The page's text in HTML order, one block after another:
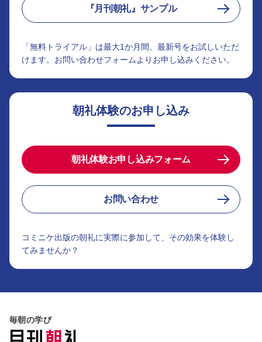
『月刊朝礼』サンプル
「無料トライアル」は最大1か月間、最新号をお試しいただ
けます。お問い合わせフォームよりお申し込みください。
朝礼体験のお申し込み
朝礼体験お申し込みフォーム
お問い合わせ
コミニケ出版の朝礼に実際に参加して、その効果を体験し
てみませんか？
毎朝の学び